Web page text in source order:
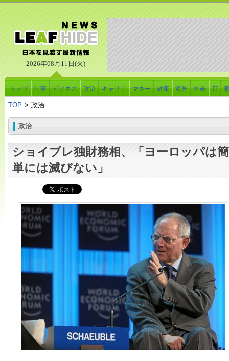
2026年08月11日(火)
トップ 時事 ビジネス 政治 キャリア マネー 健康 海外 社会 IT
TOP > 政治
政治
ショイブレ独財務相、「ヨーロッパは簡
単には滅びない」